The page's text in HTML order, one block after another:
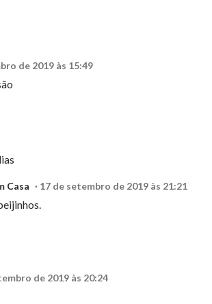
de 2019 às 15:49
Casa 17 de setembro de 2019 às 21:21
de 2019 às 20:24